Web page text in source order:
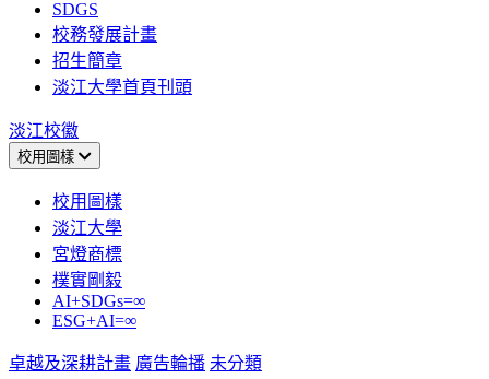
SDGS
校務發展計畫
招生簡章
淡江大學首頁刊頭
淡江校徽
校用圖樣
校用圖樣
淡江大學
宮燈商標
樸實剛毅
AI+SDGs=∞
ESG+AI=∞
卓越及深耕計畫 廣告輪播 未分類